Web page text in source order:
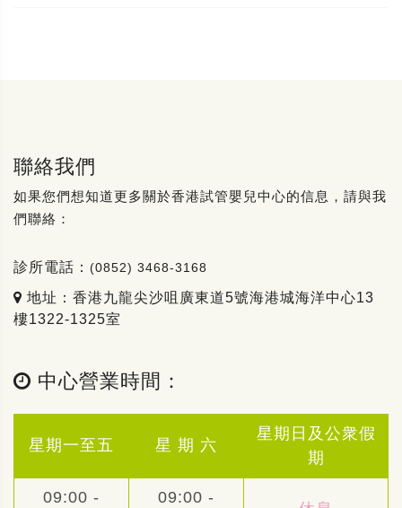
聯絡我們
如果您們想知道更多關於香港試管嬰兒中心的信息，請與我
們聯絡：
診所電話： (0852) 3468-3168
地址：香港九龍尖沙咀廣東道5號海港城海洋中心13
樓1322-1325室
中心營業時間：
星期一至五 星 期 六
星期日及公衆假
期
09:00 - 09:00 -